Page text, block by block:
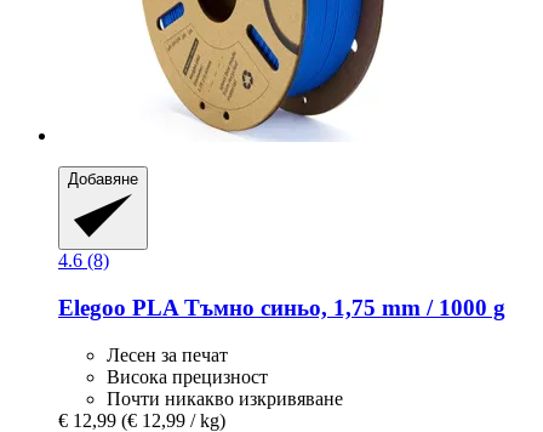
Добавяне
4.6 (8)
Elegoo PLA Тъмно синьо, 1,75 mm / 1000 g
Лесен за печат
Висока прецизност
Почти никакво изкривяване
€ 12,99 (€ 12,99 / kg)